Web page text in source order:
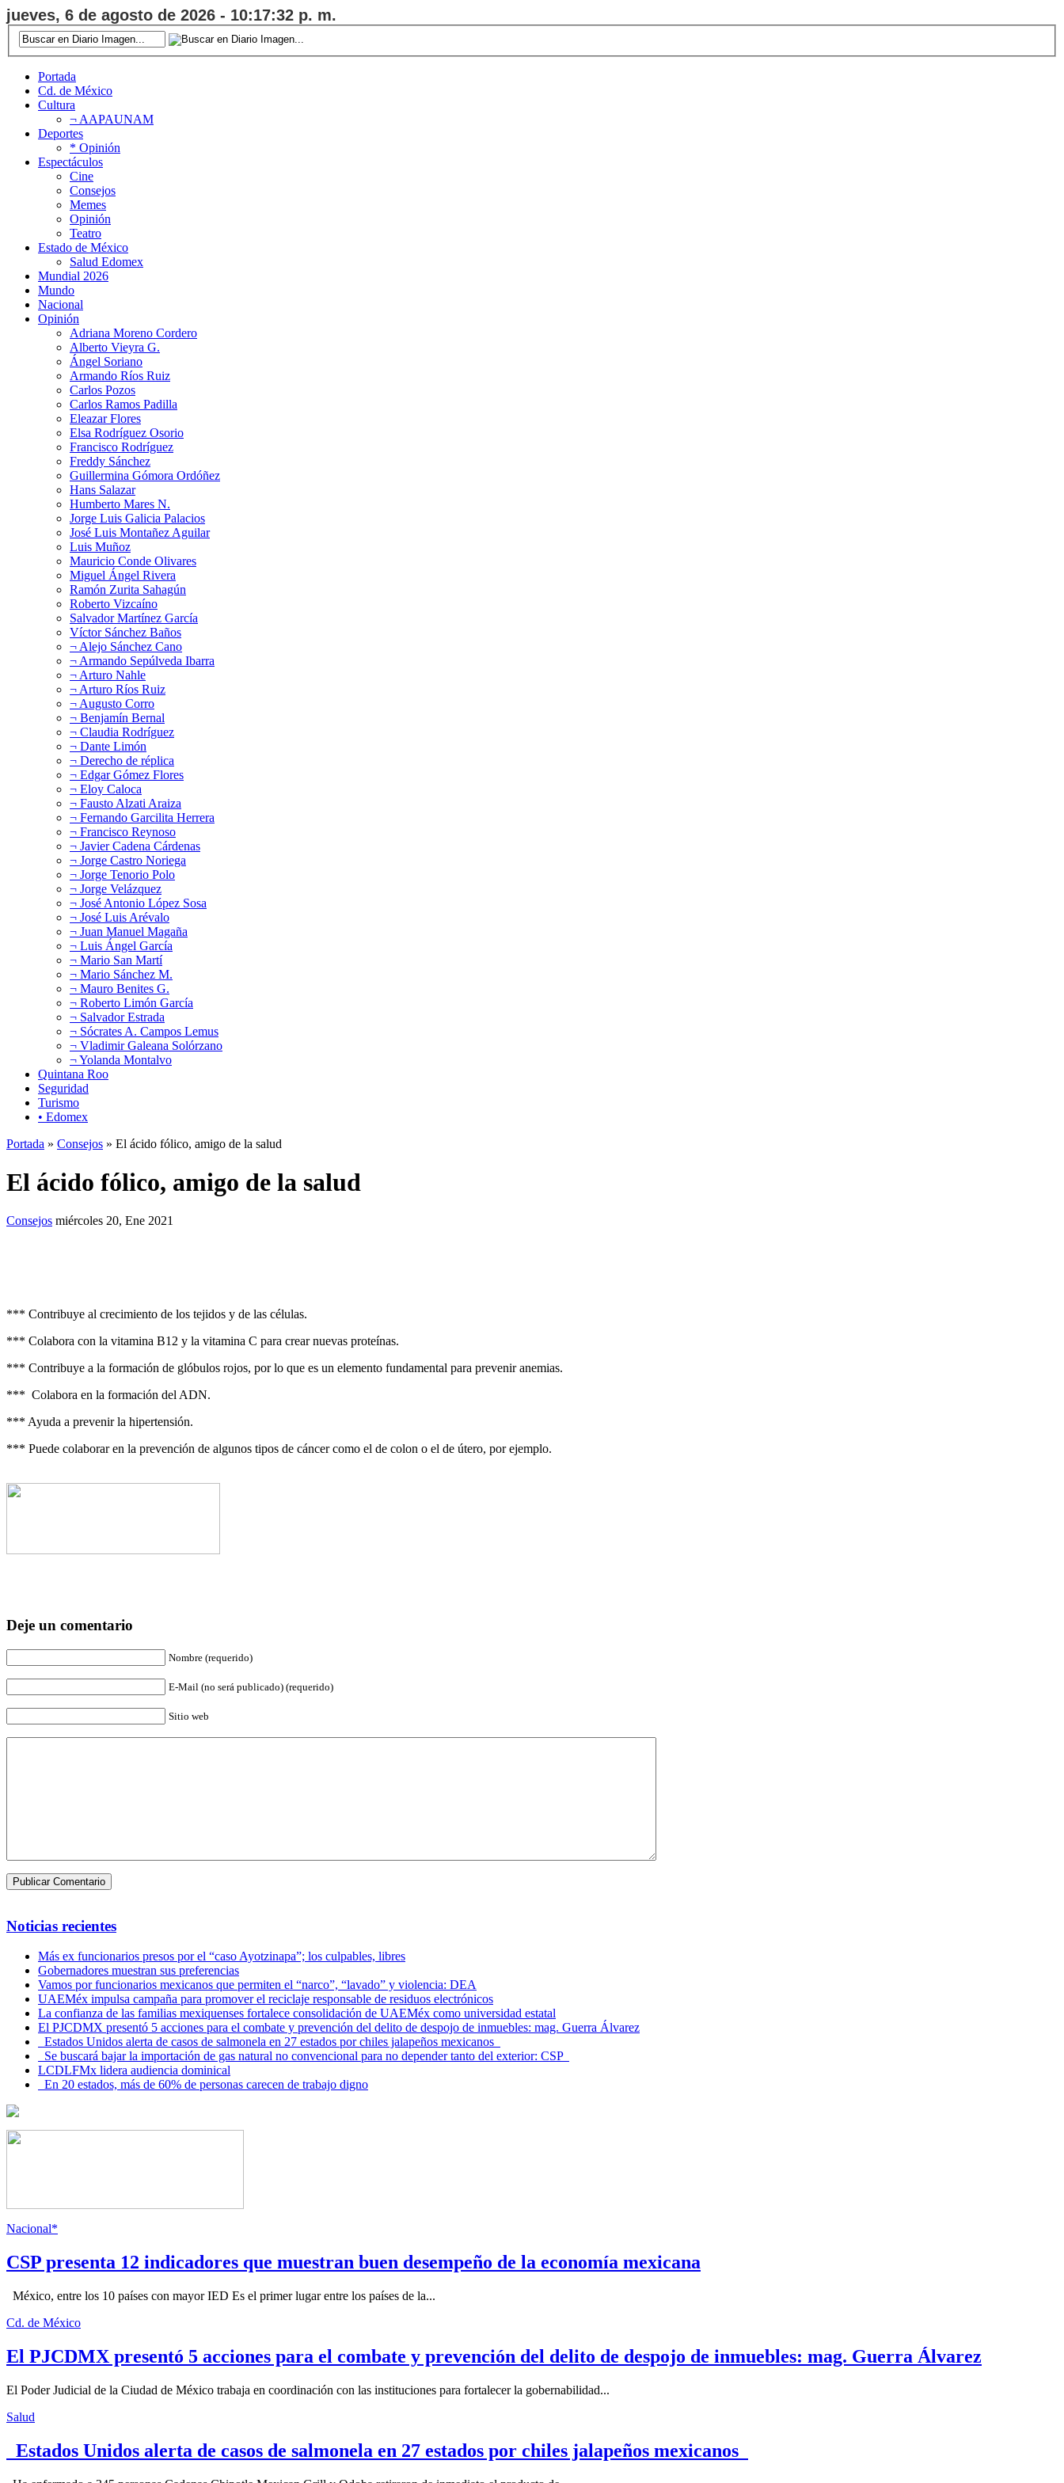
jueves, 6 de agosto de 2026 - 10:17:33 p. m.
Portada
Cd. de México
Cultura
¬ AAPAUNAM
Deportes
* Opinión
Espectáculos
Cine
Consejos
Memes
Opinión
Teatro
Estado de México
Salud Edomex
Mundial 2026
Mundo
Nacional
Opinión
Adriana Moreno Cordero
Alberto Vieyra G.
Ángel Soriano
Armando Ríos Ruiz
Carlos Pozos
Carlos Ramos Padilla
Eleazar Flores
Elsa Rodríguez Osorio
Francisco Rodríguez
Freddy Sánchez
Guillermina Gómora Ordóñez
Hans Salazar
Humberto Mares N.
Jorge Luis Galicia Palacios
José Luis Montañez Aguilar
Luis Muñoz
Mauricio Conde Olivares
Miguel Ángel Rivera
Ramón Zurita Sahagún
Roberto Vizcaíno
Salvador Martínez García
Víctor Sánchez Baños
¬ Alejo Sánchez Cano
¬ Armando Sepúlveda Ibarra
¬ Arturo Nahle
¬ Arturo Ríos Ruiz
¬ Augusto Corro
¬ Benjamín Bernal
¬ Claudia Rodríguez
¬ Dante Limón
¬ Derecho de réplica
¬ Edgar Gómez Flores
¬ Eloy Caloca
¬ Fausto Alzati Araiza
¬ Fernando Garcilita Herrera
¬ Francisco Reynoso
¬ Javier Cadena Cárdenas
¬ Jorge Castro Noriega
¬ Jorge Tenorio Polo
¬ Jorge Velázquez
¬ José Antonio López Sosa
¬ José Luis Arévalo
¬ Juan Manuel Magaña
¬ Luis Ángel García
¬ Mario San Martí
¬ Mario Sánchez M.
¬ Mauro Benites G.
¬ Roberto Limón García
¬ Salvador Estrada
¬ Sócrates A. Campos Lemus
¬ Vladimir Galeana Solórzano
¬ Yolanda Montalvo
Quintana Roo
Seguridad
Turismo
• Edomex
Portada » Consejos » El ácido fólico, amigo de la salud
El ácido fólico, amigo de la salud
Consejos miércoles 20, Ene 2021
*** Contribuye al crecimiento de los tejidos y de las células.
*** Colabora con la vitamina B12 y la vitamina C para crear nuevas proteínas.
*** Contribuye a la formación de glóbulos rojos, por lo que es un elemento fundamental para prevenir anemias.
*** Colabora en la formación del ADN.
*** Ayuda a prevenir la hipertensión.
*** Puede colaborar en la prevención de algunos tipos de cáncer como el de colon o el de útero, por ejemplo.
Deje un comentario
Nombre (requerido)
E-Mail (no será publicado) (requerido)
Sitio web
Noticias recientes
Más ex funcionarios presos por el “caso Ayotzinapa”; los culpables, libres
Gobernadores muestran sus preferencias
Vamos por funcionarios mexicanos que permiten el “narco”, “lavado” y violencia: DEA
UAEMéx impulsa campaña para promover el reciclaje responsable de residuos electrónicos
La confianza de las familias mexiquenses fortalece consolidación de UAEMéx como universidad estatal
El PJCDMX presentó 5 acciones para el combate y prevención del delito de despojo de inmuebles: mag. Guerra Álvarez
Estados Unidos alerta de casos de salmonela en 27 estados por chiles jalapeños mexicanos
Se buscará bajar la importación de gas natural no convencional para no depender tanto del exterior: CSP
LCDLFMx lidera audiencia dominical
En 20 estados, más de 60% de personas carecen de trabajo digno
Nacional*
CSP presenta 12 indicadores que muestran buen desempeño de la economía mexicana
México, entre los 10 países con mayor IED Es el primer lugar entre los países de la...
Cd. de México
El PJCDMX presentó 5 acciones para el combate y prevención del delito de despojo de inmuebles: mag. Guerra Álvarez
El Poder Judicial de la Ciudad de México trabaja en coordinación con las instituciones para fortalecer la gobernabilidad...
Salud
Estados Unidos alerta de casos de salmonela en 27 estados por chiles jalapeños mexicanos